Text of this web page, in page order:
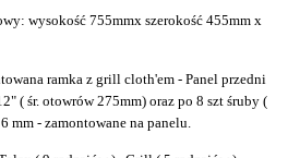
wysokość 755mmx szerokość 455mm x
ramka z grill cloth'em - Panel przedni
( śr. otowrów 275mm) oraz po 8 szt śruby (
mm - zamontowane na panelu.